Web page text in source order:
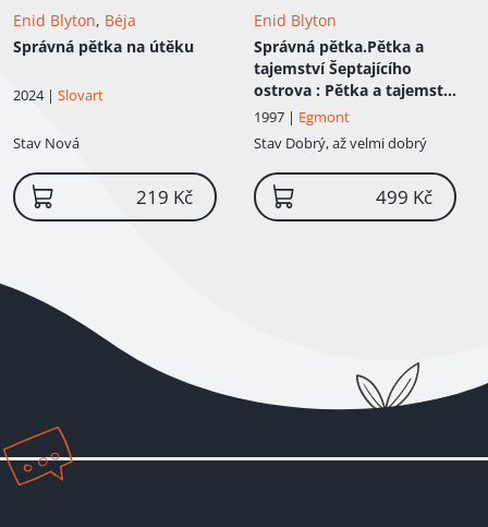
Enid Blyton, Béja
Správná pětka na útěku
2024 | Slovart
Stav Nová
219 Kč
Enid Blyton
Správná pětka.Pětka a
tajemství Šeptajícího
ostrova : Pětka a tajemství
Šeptajícího ostrova - 19
1997 | Egmont
Stav Dobrý, až velmi dobrý
499 Kč